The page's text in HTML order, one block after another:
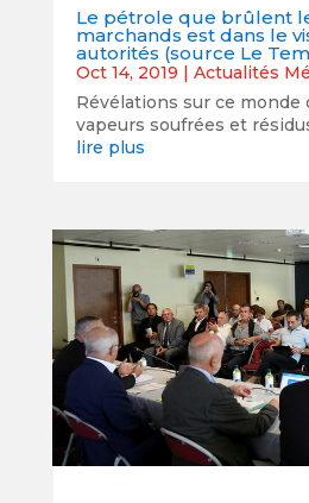
Le pétrole que brûlent
marchands est dans le
autorités (source Le
Oct 14, 2019 | Actualités
Révélations sur ce monde
vapeurs soufrées et
lire plus